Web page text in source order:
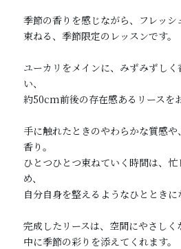
季節の香りを感じながら、フレッ
束ねる、季節限定のレッスンです。
ユーカリをメインに、みずみずし
い、
約50cm前後の存在感あるリースを
手に触れたときのやわらかな質感
香り。
ひとつひとつ束ねていく時間は、
め、
自分自身を整えるようなひとときに
完成したリースは、空間にやさし
中に季節の彩りを添えてくれます。